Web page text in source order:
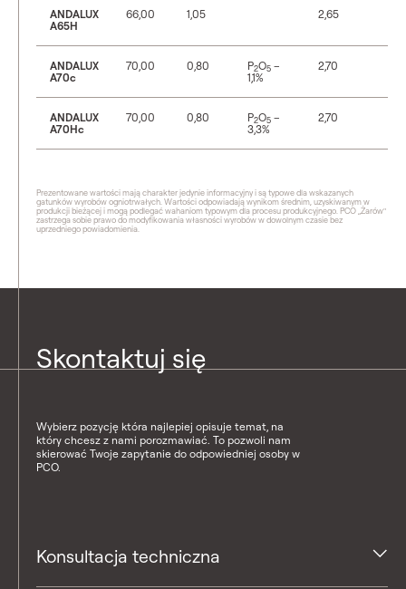
ANDALUX
A65H
66,00 1,05 2,65
ANDALUX
A70c
70,00 0,80 P2O5 –
1,1%
2,70
ANDALUX
A70Hc
70,00 0,80 P2O5 –
3,3%
2,70
Prezentowane wartości mają charakter jedynie informacyjny i są typowe dla wskazanych
gatunków wyrobów ogniotrwałych. Wartości odpowiadają wynikom średnim, uzyskiwanym w
produkcji bieżącej i mogą podlegać wahaniom typowym dla procesu produkcyjnego. PCO „Żarów"
zastrzega sobie prawo do modyfikowania własności wyrobów w dowolnym czasie bez
uprzedniego powiadomienia.
Skontaktuj się
Wybierz pozycję która najlepiej opisuje temat, na
który chcesz z nami porozmawiać. To pozwoli nam
skierować Twoje zapytanie do odpowiedniej osoby w
PCO.
Konsultacja techniczna